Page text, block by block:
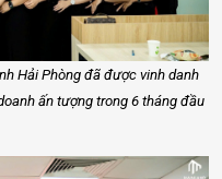
Hải Phòng đã được vinh danh
ấn tượng trong 6 tháng đầu